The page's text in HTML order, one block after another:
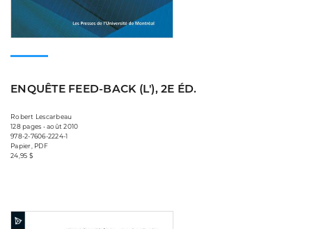
ENQUÊTE FEED-BACK (L'), 2E ÉD.
Robert Lescarbeau
128 pages • août 2010
978-2-7606-2224-1
Papier, PDF
24,95 $